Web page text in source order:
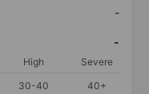
-
-
High
Severe
30-40 40+